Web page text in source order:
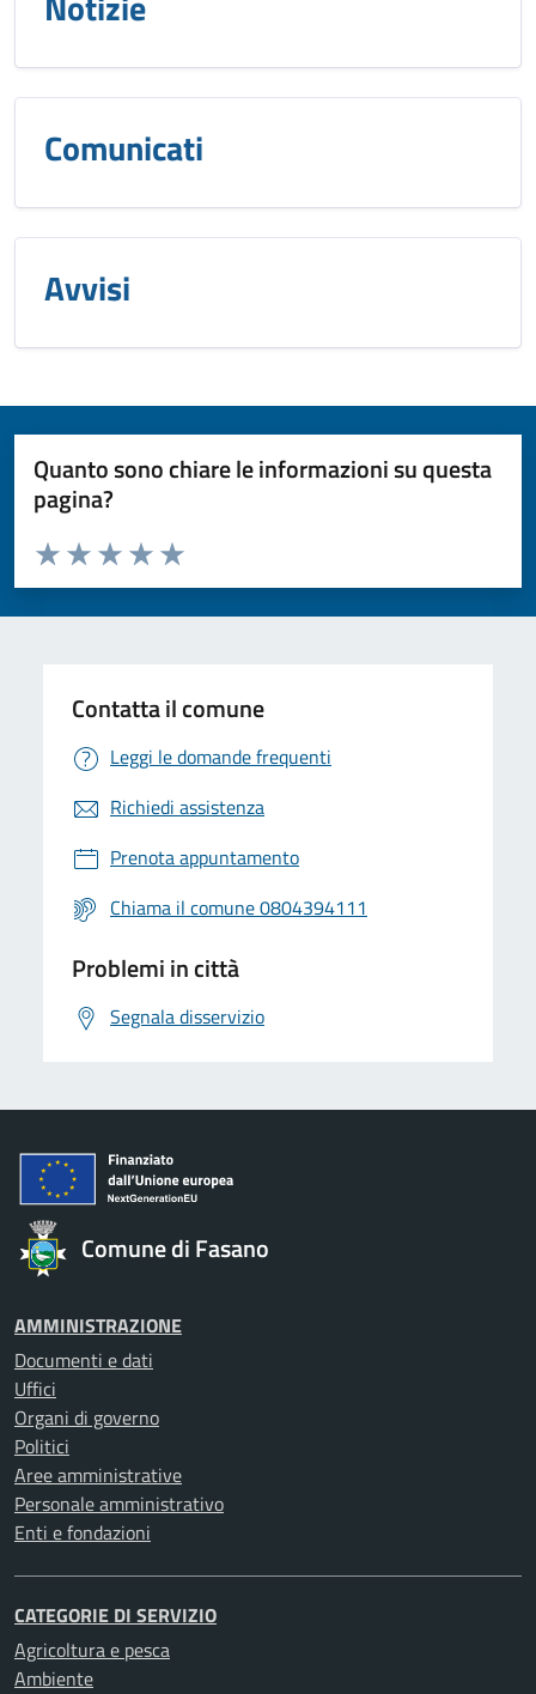
Comunicati
Avvisi
Quanto sono chiare le informazioni su questa
pagina?
Valuta da 1 a 5 stelle la pagina
Valuta 5 stelle su 5
Valuta 4 stelle su 5
Valuta 3 stelle su 5
Valuta 2 stelle su 5
Valuta 1 stelle su 5
Contatta il comune
Leggi le domande frequenti
Richiedi assistenza
Prenota appuntamento
Chiama il comune 0804394111
Problemi in città
Segnala disservizio
Comune di Fasano
AMMINISTRAZIONE
Documenti e dati
Uffici
Organi di governo
Politici
Aree amministrative
Personale amministrativo
Enti e fondazioni
CATEGORIE DI SERVIZIO
Agricoltura e pesca
Ambiente